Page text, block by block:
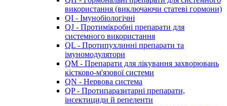
використання (виключаючи статеві гормони)
QI - Імунобіологічні
QJ - Протимікробні препарати для
системного використання
QL - Протипухлинні препарати та
імуномодулятори
QM - Препарати для лікування захворювань
кістково-м'язової системи
QN - Нервова система
QP - Протипаразитарні препарати,
інсектициди й репеленти